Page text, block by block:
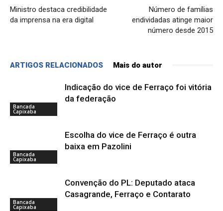
Ministro destaca credibilidade
da imprensa na era digital
Número de famílias
endividadas atinge maior
número desde 2015
ARTIGOS RELACIONADOS Mais do autor
Bancada
Capixaba
Indicação do vice de Ferraço foi vitória
da federação
Bancada
Capixaba
Escolha do vice de Ferraço é outra
baixa em Pazolini
Bancada
Capixaba
Convenção do PL: Deputado ataca
Casagrande, Ferraço e Contarato